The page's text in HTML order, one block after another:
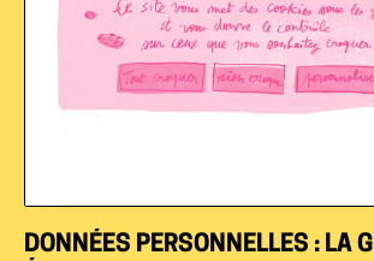
DONNÉES PERSONNELLES : LA